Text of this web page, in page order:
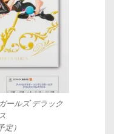
ールズ デラック
定）